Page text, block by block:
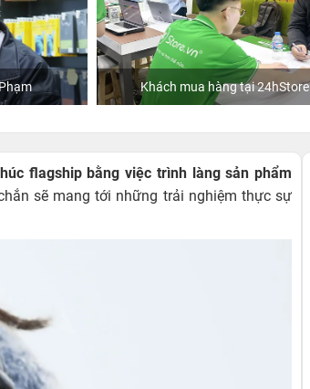
Khách mua hàng tại 24hStore
flagship bằng việc trình làng sản phẩm
sẽ mang tới những trải nghiệm thực sự